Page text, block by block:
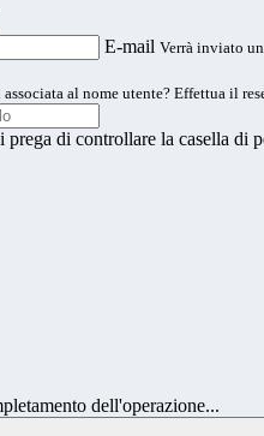
E-mail Verrà inviato
al nome utente? Effettua il
prega di controllare la casella di
dell'operazione...